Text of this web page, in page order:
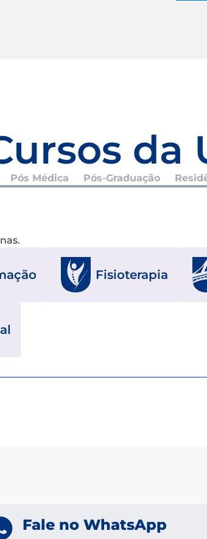
da
Pós Médica Pós-Graduação
Fisioterapia
Fale no WhatsApp